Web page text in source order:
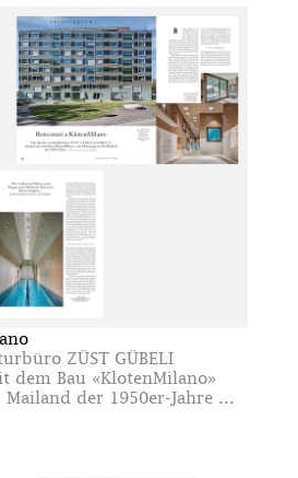
ZÜST GÜBELI
dem Bau «KlotenMilano»
Mailand der 1950er-Jahre ...